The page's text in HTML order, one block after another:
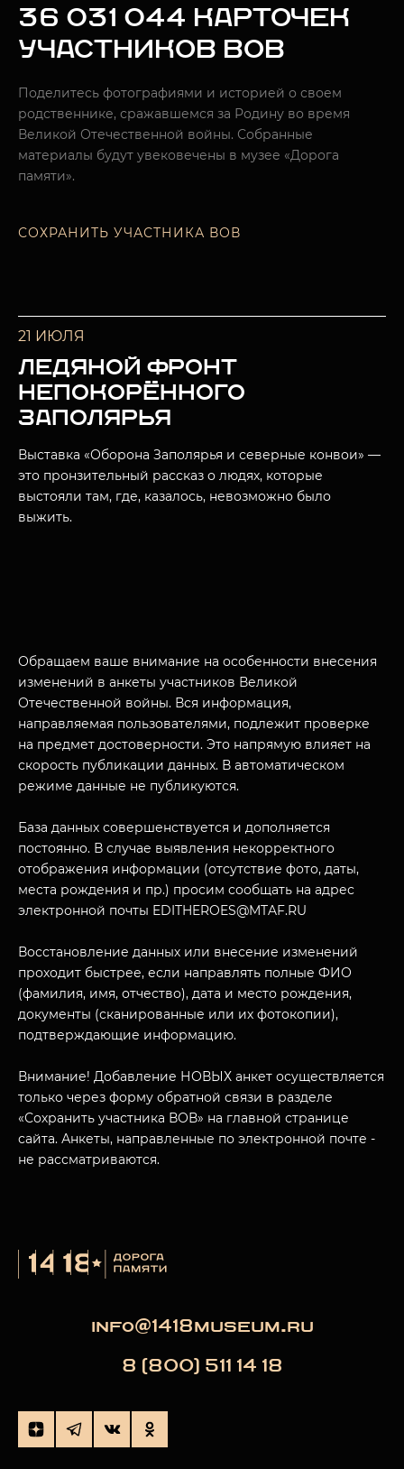
МУЗЕЙНЫЙ КОМПЛЕКС
ПОСЕТИТЕЛЯМ
О НАС
НАЗАД
36 031 044 КАРТОЧЕК
УЧАСТНИКОВ ВОВ
Поделитесь фотографиями и историей о своем
родственнике, сражавшемся за Родину во время
Великой Отечественной войны. Собранные
материалы будут увековечены в музее «Дорога
памяти».
СОХРАНИТЬ УЧАСТНИКА ВОВ
21 ИЮЛЯ
ЛЕДЯНОЙ ФРОНТ
НЕПОКОРЁННОГО
ЗАПОЛЯРЬЯ
Выставка «Оборона Заполярья и северные конвои» —
это пронзительный рассказ о людях, которые
выстояли там, где, казалось, невозможно было
выжить.
Обращаем ваше внимание на особенности внесения
изменений в анкеты участников Великой
Отечественной войны. Вся информация,
направляемая пользователями, подлежит проверке
на предмет достоверности. Это напрямую влияет на
скорость публикации данных. В автоматическом
режиме данные не публикуются.
База данных совершенствуется и дополняется
постоянно. В случае выявления некорректного
отображения информации (отсутствие фото, даты,
места рождения и пр.) просим сообщать на адрес
электронной почты EDITHEROES@MTAF.RU
Восстановление данных или внесение изменений
проходит быстрее, если направлять полные ФИО
(фамилия, имя, отчество), дата и место рождения,
документы (сканированные или их фотокопии),
подтверждающие информацию.
Внимание! Добавление НОВЫХ анкет осуществляется
только через форму обратной связи в разделе
«Сохранить участника ВОВ» на главной странице
сайта. Анкеты, направленные по электронной почте -
не рассматриваются.
info@1418museum.ru
8 (800) 511 14 18